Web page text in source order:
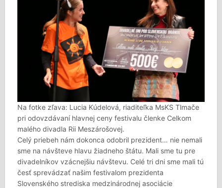
Na fotke zľava: Lucia Kúdelová, riaditeľka MsKS Tlmače
pri odovzdávaní hlavnej ceny festivalu členke Celkom
malého divadla Rii Meszárošovej.
Celý priebeh nám dokonca odobril prezident… nie nemali
sme na návšteve hlavu žiadneho štátu. Mali sme tu pre
divadelníkov vzácnejšiu návštevu. Celé tri dni sme mali tú
česť sprevádzať našim festivalom prezidenta
Slovenského strediska medzinárodnej asociácie